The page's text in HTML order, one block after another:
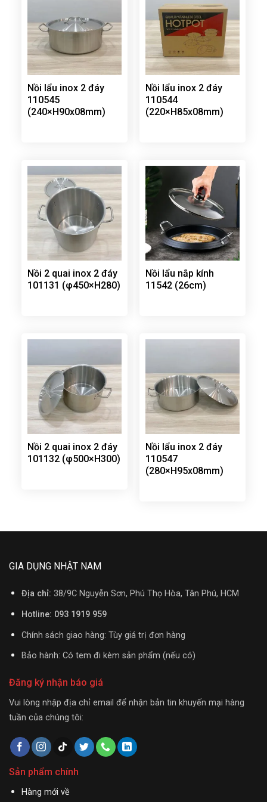
Nồi lẩu inox 2 đáy
110545
(240×H90x08mm)
Nồi lẩu inox 2 đáy
110544
(220×H85x08mm)
Nồi 2 quai inox 2 đáy
101131 (φ450×H280)
Nồi lẩu nắp kính
11542 (26cm)
Nồi 2 quai inox 2 đáy
101132 (φ500×H300)
Nồi lẩu inox 2 đáy
110547
(280×H95x08mm)
GIA DỤNG NHẬT NAM
Địa chỉ: 38/9C Nguyễn Sơn, Phú Thọ Hòa, Tân Phú, HCM
Hotline: 093 1919 959
Chính sách giao hàng: Tùy giá trị đơn hàng
Bảo hành: Có tem đi kèm sản phẩm (nếu có)
Đăng ký nhận báo giá
Vui lòng nhập địa chỉ email để nhận bản tin khuyến mại hàng
tuần của chúng tôi:
Sản phẩm chính
Hàng mới về